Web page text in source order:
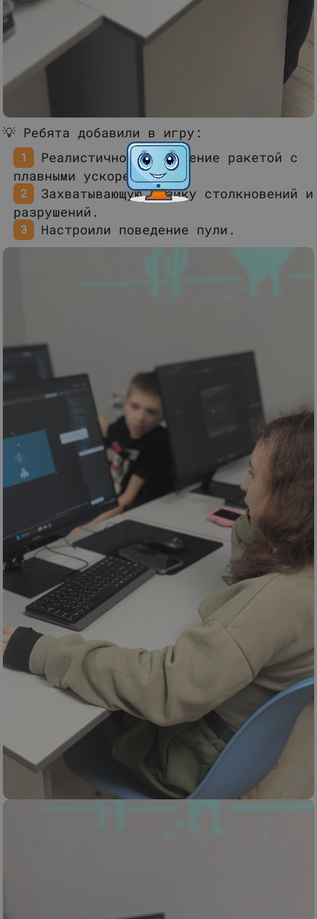
💡 Ребята добавили в игру:
Реалистичное управление ракетой с
плавными ускорениями.
Захватывающую физику столкновений и
разрушений.
Настроили поведение пули.